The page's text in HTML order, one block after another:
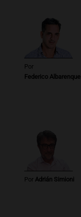
Por
Federico Albarenque
Por Adrián Simioni